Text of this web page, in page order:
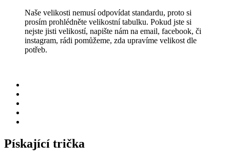
Naše velikosti nemusí odpovídat standardu, proto si
prosím prohlédněte velikostní tabulku. Pokud jste si
nejste jisti velikostí, napište nám na email, facebook, či
instagram, rádi pomůžeme, zda upravíme velikost dle
potřeb.
Pískající trička